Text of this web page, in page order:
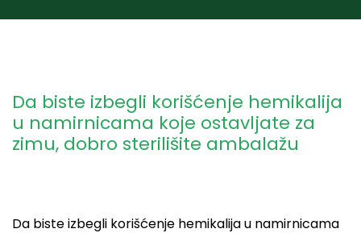
Da biste izbegli korišćenje hemikalija
u namirnicama koje ostavljate za
zimu, dobro sterilišite ambalažu
Da biste izbegli korišćenje hemikalija u namirnicama